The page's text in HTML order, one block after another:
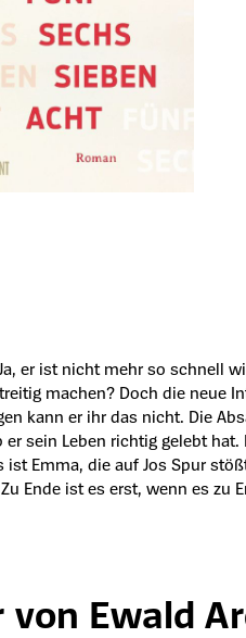
er ist nicht mehr so schnell
machen? Doch die neue
kann er ihr das nicht. Die
sein Leben richtig gelebt
ist Emma, die auf Jos Spur
Ende ist es erst, wenn es zu
Ewald